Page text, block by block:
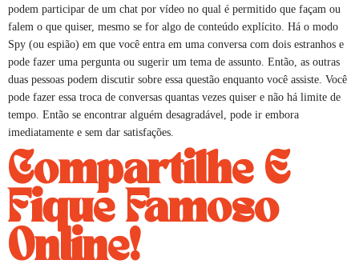
podem participar de um chat por vídeo no qual é permitido que façam ou
falem o que quiser, mesmo se for algo de conteúdo explícito. Há o modo
Spy (ou espião) em que você entra em uma conversa com dois estranhos e
pode fazer uma pergunta ou sugerir um tema de assunto. Então, as outras
duas pessoas podem discutir sobre essa questão enquanto você assiste. Você
pode fazer essa troca de conversas quantas vezes quiser e não há limite de
tempo. Então se encontrar alguém desagradável, pode ir embora
imediatamente e sem dar satisfações.
Compartilhe E
Fique Famoso
Online!